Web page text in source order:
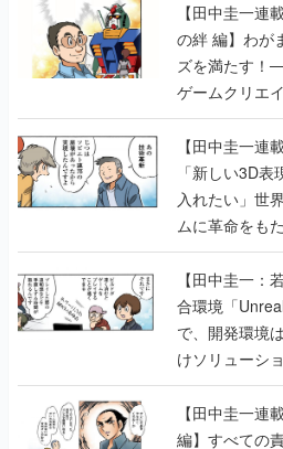
【田中圭一連載
の絆 編】わが
ズを満たす！
ゲームクリエ
【若ゲのいた
【田中圭一連
「新しい3D
入れたい」世
ムに革命をも
のいたり】
【田中圭一：
合環境「
で、開発環境
けソリューシ
に行って、よ
【田中圭一連
編】すべての